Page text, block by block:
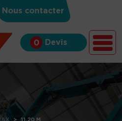
Nous contacter
0 Devis
11.20 M